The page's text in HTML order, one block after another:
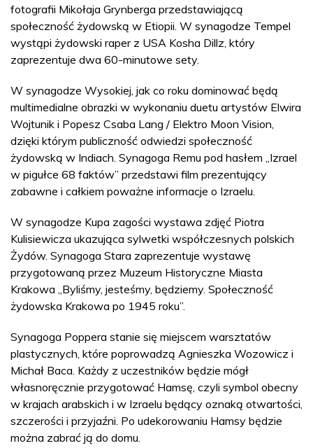
fotografii Mikołaja Grynberga przedstawiającą
społeczność żydowską w Etiopii. W synagodze Tempel
wystąpi żydowski raper z USA Kosha Dillz, który
zaprezentuje dwa 60-minutowe sety.
W synagodze Wysokiej, jak co roku dominować będą
multimedialne obrazki w wykonaniu duetu artystów Elwira
Wojtunik i Popesz Csaba Lang / Elektro Moon Vision,
dzięki którym publiczność odwiedzi społeczność
żydowską w Indiach. Synagoga Remu pod hasłem „Izrael
w pigułce 68 faktów” przedstawi film prezentujący
zabawne i całkiem poważne informacje o Izraelu.
W synagodze Kupa zagości wystawa zdjęć Piotra
Kulisiewicza ukazująca sylwetki współczesnych polskich
Żydów. Synagoga Stara zaprezentuje wystawę
przygotowaną przez Muzeum Historyczne Miasta
Krakowa „Byliśmy, jesteśmy, będziemy. Społeczność
żydowska Krakowa po 1945 roku”.
Synagoga Poppera stanie się miejscem warsztatów
plastycznych, które poprowadzą Agnieszka Wozowicz i
Michał Baca. Każdy z uczestników będzie mógł
własnoręcznie przygotować Hamsę, czyli symbol obecny
w krajach arabskich i w Izraelu będący oznaką otwartości,
szczerości i przyjaźni. Po udekorowaniu Hamsy będzie
można zabrać ją do domu.